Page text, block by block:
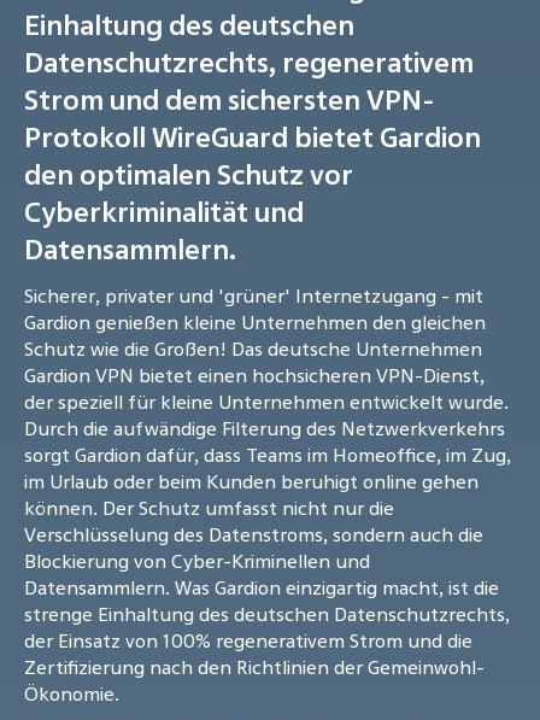
Einhaltung des deutschen
Datenschutzrechts, regenerativem
Strom und dem sichersten VPN-
Protokoll WireGuard bietet Gardion
den optimalen Schutz vor
Cyberkriminalität und
Datensammlern.
Sicherer, privater und 'grüner' Internetzugang - mit
Gardion genießen kleine Unternehmen den gleichen
Schutz wie die Großen! Das deutsche Unternehmen
Gardion VPN bietet einen hochsicheren VPN-Dienst,
der speziell für kleine Unternehmen entwickelt wurde.
Durch die aufwändige Filterung des Netzwerkverkehrs
sorgt Gardion dafür, dass Teams im Homeoffice, im Zug,
im Urlaub oder beim Kunden beruhigt online gehen
können. Der Schutz umfasst nicht nur die
Verschlüsselung des Datenstroms, sondern auch die
Blockierung von Cyber-Kriminellen und
Datensammlern. Was Gardion einzigartig macht, ist die
strenge Einhaltung des deutschen Datenschutzrechts,
der Einsatz von 100% regenerativem Strom und die
Zertifizierung nach den Richtlinien der Gemeinwohl-
Ökonomie.